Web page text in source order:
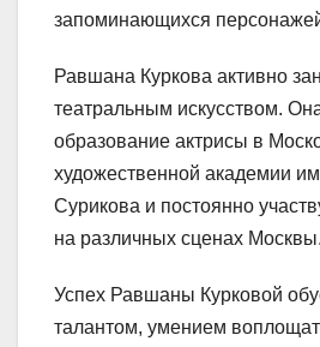
запоминающихся
Равшана Куркова активно
театральным искусством.
образование актрисы в
художественной академии
Сурикова и постоянно
на различных сценах Москвы.
Успех Равшаны Курковой
талантом, умением